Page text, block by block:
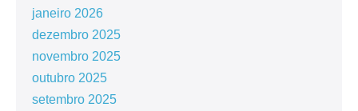
janeiro 2026
dezembro 2025
novembro 2025
outubro 2025
setembro 2025